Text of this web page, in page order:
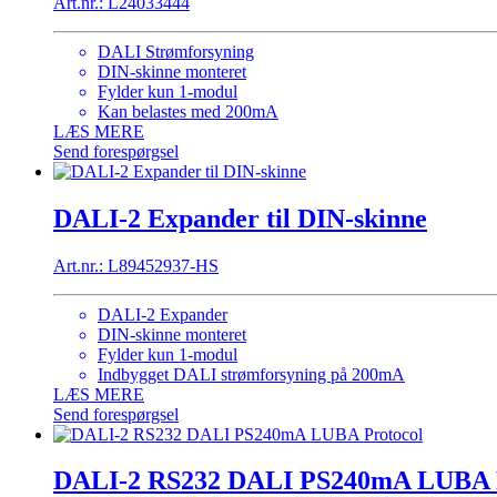
DALI Strømforsyning
DIN-skinne monteret
Fylder kun 1-modul
Kan belastes med 200mA
LÆS MERE
Send forespørgsel
DALI-2 Expander til DIN-skinne
Art.nr.: L89452937-HS
DALI-2 Expander
DIN-skinne monteret
Fylder kun 1-modul
Indbygget DALI strømforsyning på 200mA
LÆS MERE
Send forespørgsel
DALI-2 RS232 DALI PS240mA